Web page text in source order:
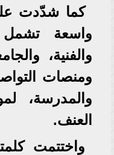
كما شدّدت
واسعة تشمل
والفنية،
ومنصات
والمدرسة،
العنف.
واختتمت